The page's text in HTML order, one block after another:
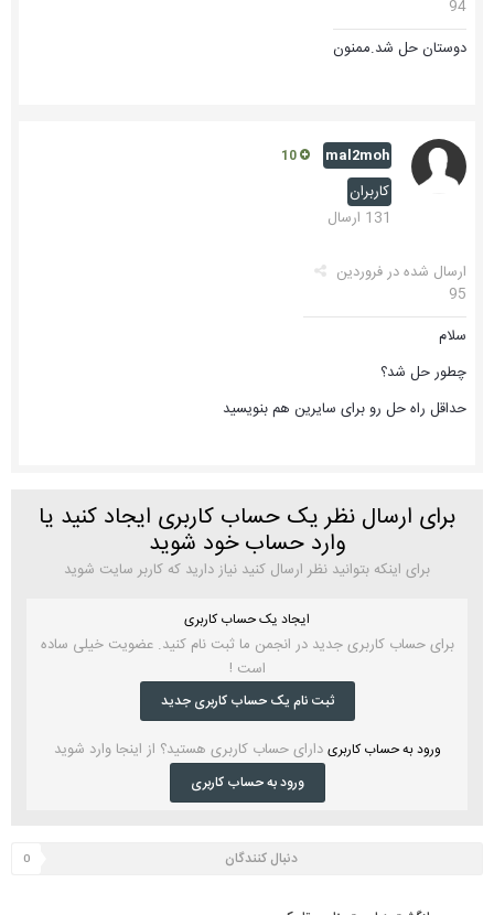
94
دوستان حل شد.ممنون
mal2moh
کاربران
131 ارسال
ارسال شده درفروردین
95
سلام
چطور حل شد؟
حداقل راه حل رو برای سایرین هم بنویسید
برای ارسال نظر یک حساب کاربری ایجاد کنید یا
وارد حساب خود شوید
برای اینکه بتوانید نظر ارسال کنید نیاز دارید که کاربر سایت شوید
ایجاد یک حساب کاربری
برای حساب کاربری جدید در انجمن ما ثبت نام کنید. عضویت خیلی ساده
است !
ثبت نام یک حساب کاربری جدید
ورود به حساب کاربری دارای حساب کاربری هستید؟ از اینجا وارد شوید
ورود به حساب کاربری
دنبال کنندگان 0